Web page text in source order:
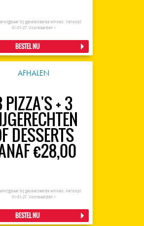
bij geselecteerde winkels. Verloopt
01-01-27. Voorwaarden >
BESTEL NU
AFHALEN
PIZZA'S + 3
DESSERTS
€28,00
bij geselecteerde winkels. Verloopt
01-01-27. Voorwaarden >
BESTEL NU